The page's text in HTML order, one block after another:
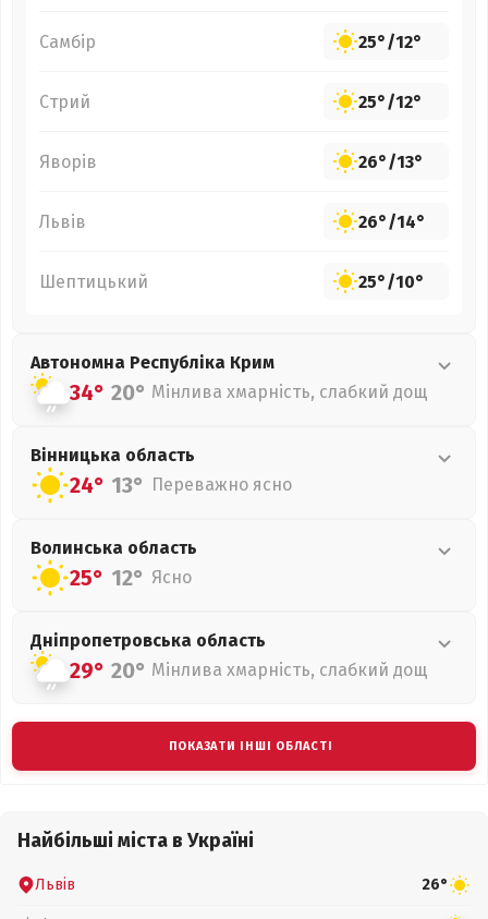
Самбір 25°/12°
Стрий 25°/12°
Яворів 26°/13°
Львів 26°/14°
Шептицький 25°/10°
Автономна Республіка Крим
34° 20° Мінлива хмарність, слабкий дощ
Вінницька область
24° 13° Переважно ясно
Волинська область
25° 12° Ясно
Дніпропетровська область
29° 20° Мінлива хмарність, слабкий дощ
ПОКАЗАТИ ІНШІ ОБЛАСТІ
Найбільші міста в Україні
Львів 26°